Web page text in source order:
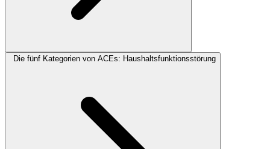
Die fünf Kategorien von ACEs: Haushaltsfunktionsstörung